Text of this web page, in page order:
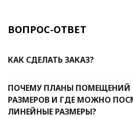
ВОПРОС-ОТВЕТ
КАК СДЕЛАТЬ ЗАКАЗ?
ПОЧЕМУ ПЛАНЫ ПОМЕЩЕНИЙ
РАЗМЕРОВ И ГДЕ МОЖНО
ЛИНЕЙНЫЕ РАЗМЕРЫ?